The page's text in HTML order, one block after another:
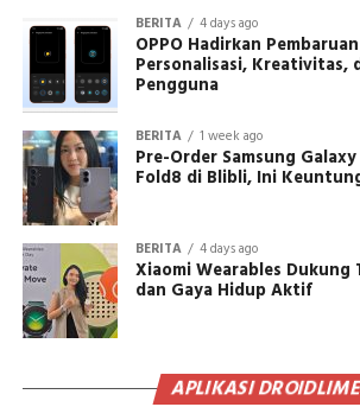
BERITA 4 days ago
OPPO Hadirkan
Personalisasi, Kreativitas,
Pengguna
BERITA 1 week ago
Pre-Order Samsung
Fold8 di Blibli, Ini
BERITA 4 days ago
Xiaomi Wearables Dukung
dan Gaya Hidup Aktif
APLIKASI